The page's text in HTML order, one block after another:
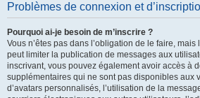
Problèmes de connexion et
Pourquoi ai-je besoin de m’inscrire ?
Vous n’êtes pas dans l’obligation de le faire, mais
peut limiter la publication de messages aux
inscrivant, vous pouvez également avoir accès à
supplémentaires qui ne sont pas disponibles aux
d’avatars personnalisés, l’utilisation de la